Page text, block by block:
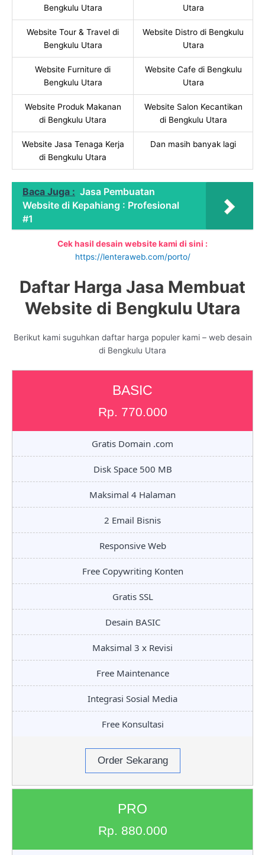
Bengkulu Utara Utara
Website Tour & Travel di
Bengkulu Utara
Website Distro di Bengkulu
Utara
Website Furniture di
Bengkulu Utara
Website Cafe di Bengkulu
Utara
Website Produk Makanan
di Bengkulu Utara
Website Salon Kecantikan
di Bengkulu Utara
Website Jasa Tenaga Kerja
di Bengkulu Utara
Dan masih banyak lagi
Baca Juga : Jasa Pembuatan
Website di Kepahiang : Profesional
#1
Cek hasil desain website kami di sini :
https://lenteraweb.com/porto/
Daftar Harga Jasa Membuat
Website di Bengkulu Utara
Berikut kami suguhkan daftar harga populer kami – web desain
di Bengkulu Utara
BASIC
Rp. 770.000
Gratis Domain .com
Disk Space 500 MB
Maksimal 4 Halaman
2 Email Bisnis
Responsive Web
Free Copywriting Konten
Gratis SSL
Desain BASIC
Maksimal 3 x Revisi
Free Maintenance
Integrasi Sosial Media
Free Konsultasi
Order Sekarang
PRO
Rp. 880.000